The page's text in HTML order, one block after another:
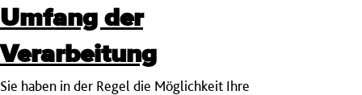
Umfang der
Verarbeitung
Sie haben in der Regel die Möglichkeit Ihre